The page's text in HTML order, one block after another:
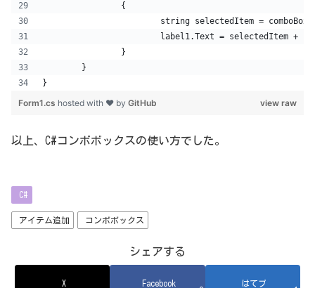
		{
string selectedItem =
label1.Text = selectedItem + "
		}
	}
}
view raw
Form1.cs hosted with ❤ by GitHub
以上、C#コンボボックスの使い方でした。
C#
アイテム追加 コンボボックス
シェアする
X
Facebook
はてブ